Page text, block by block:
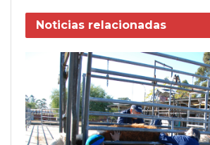
Noticias relacionadas